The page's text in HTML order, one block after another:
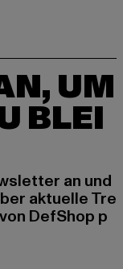
UM
BLEI
an und
aktuelle Tre
DefShop p